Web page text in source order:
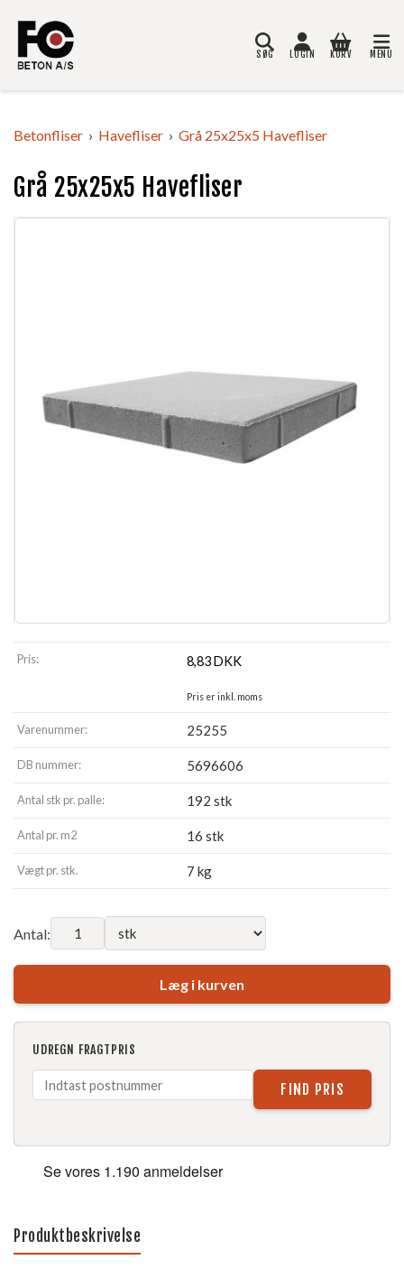
SØG LOGIN KURV MENU
Betonfliser Havefliser Grå 25x25x5 Havefliser
Grå 25x25x5 Havefliser
Pris: 8,83DKK
Pris er inkl. moms
Varenummer: 25255
DB nummer: 5696606
Antal stk pr. palle: 192 stk
Antal pr. m2 16 stk
Vægt pr. stk. 7 kg
Antal:
Læg i kurven
UDREGN FRAGTPRIS
Produktbeskrivelse